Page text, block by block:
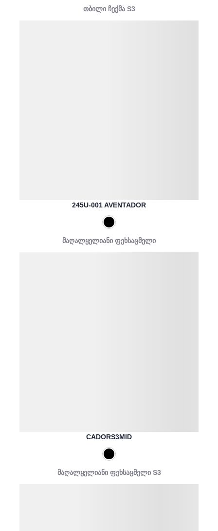
თბილი ჩექმა S3
245U-001 AVENTADOR
მაღალყელიანი ფეხსაცმელი
CADORS3MID
მაღალყელიანი ფეხსაცმელი S3